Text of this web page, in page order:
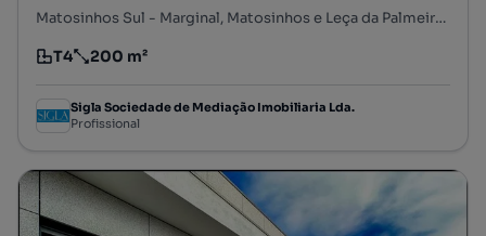
Matosinhos Sul - Marginal, Matosinhos e Leça da Palmeira, Matosinhos, Porto
Tipologia
T4
Preço por metro quadrado
200 m²
Sigla Sociedade de Mediação Imobiliaria Lda.
Profissional